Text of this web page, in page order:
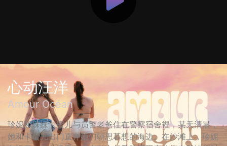
心动汪洋
Amour Océan
珍妮和妹妹卡蜜儿与员警老爸住在警察宿舍裡，某天清晨，
她和卡蜜儿出门直奔她们朝思暮想的海边。在沙滩上，珍妮